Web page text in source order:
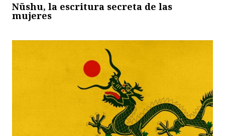
Nüshu, la escritura secreta de las
mujeres